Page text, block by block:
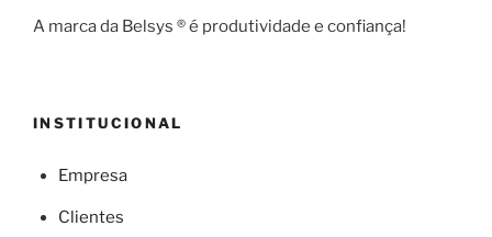
A marca da Belsys ® é produtividade e confiança!
INSTITUCIONAL
Empresa
Clientes